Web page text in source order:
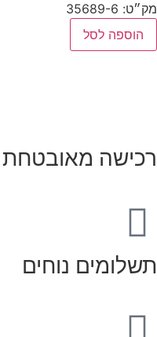
מק״ט: 35689-6
הוספה לסל
רכישה מאובטחת
תשלומים נוחים